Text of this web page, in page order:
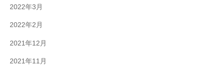
2022年3月
2022年2月
2021年12月
2021年11月